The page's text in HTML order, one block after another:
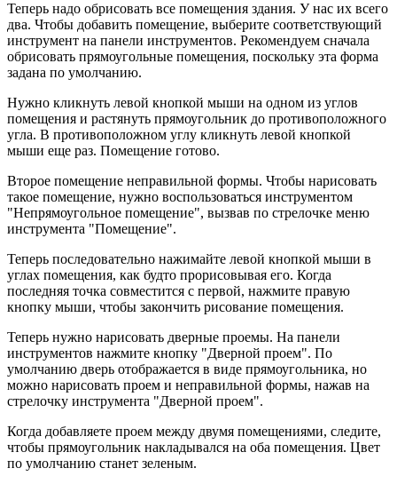
Теперь надо обрисовать все помещения здания. У нас их всего
два. Чтобы добавить помещение, выберите соответствующий
инструмент на панели инструментов. Рекомендуем сначала
обрисовать прямоугольные помещения, поскольку эта форма
задана по умолчанию.
Нужно кликнуть левой кнопкой мыши на одном из углов
помещения и растянуть прямоугольник до противоположного
угла. В противоположном углу кликнуть левой кнопкой
мыши еще раз. Помещение готово.
Второе помещение неправильной формы. Чтобы нарисовать
такое помещение, нужно воспользоваться инструментом
"Непрямоугольное помещение", вызвав по стрелочке меню
инструмента "Помещение".
Теперь последовательно нажимайте левой кнопкой мыши в
углах помещения, как будто прорисовывая его. Когда
последняя точка совместится с первой, нажмите правую
кнопку мыши, чтобы закончить рисование помещения.
Теперь нужно нарисовать дверные проемы. На панели
инструментов нажмите кнопку "Дверной проем". По
умолчанию дверь отображается в виде прямоугольника, но
можно нарисовать проем и неправильной формы, нажав на
стрелочку инструмента "Дверной проем".
Когда добавляете проем между двумя помещениями, следите,
чтобы прямоугольник накладывался на оба помещения. Цвет
по умолчанию станет зеленым.